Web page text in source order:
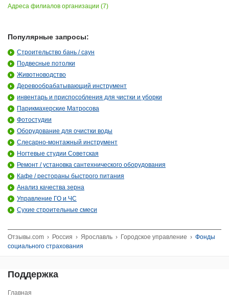
Адреса филиалов организации (7)
Популярные запросы:
Строительство бань / саун
Подвесные потолки
Животноводство
Деревообрабатывающий инструмент
инвентарь и приспособления для чистки и уборки
Парикмахерские Матросова
Фотостудии
Оборудование для очистки воды
Слесарно-монтажный инструмент
Ногтевые студии Советская
Ремонт / установка сантехнического оборудования
Кафе / рестораны быстрого питания
Анализ качества зерна
Управление ГО и ЧС
Сухие строительные смеси
Отзывы.com › Россия › Ярославль › Городское управление › Фонды
социального страхования
Поддержка
Главная